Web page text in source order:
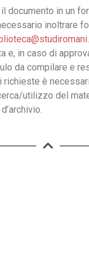
documento in un
inoltrare
e, in caso di
da compilare e
richieste è
utilizzo del